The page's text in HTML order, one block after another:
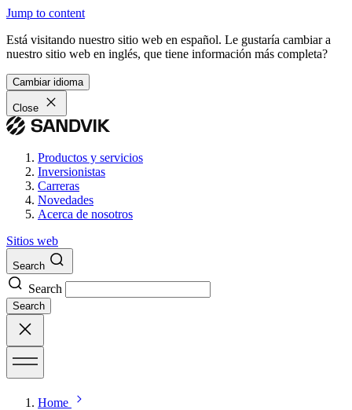
Jump to content
Está visitando nuestro sitio web en español. Le gustaría cambiar a
nuestro sitio web en inglés, que tiene información más completa?
Cambiar idioma
Close
Productos y servicios
Inversionistas
Carreras
Novedades
Acerca de nosotros
Sitios web
Search
Search
Search
Home